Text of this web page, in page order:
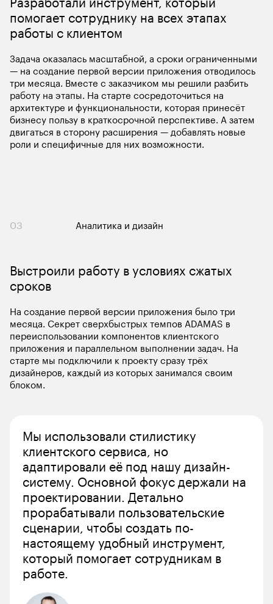
помогает сотруднику на всех этапах
Задача оказалась масштабной, а сроки ограниченными
— на создание первой версии приложения отводилось
три месяца. Вместе с заказчиком мы решили разбить
работу на этапы. На старте сосредоточиться на
архитектуре и функциональности, которая принесёт
бизнесу пользу в краткосрочной перспективе. А затем
двигаться в сторону расширения — добавлять новые
роли и специфичные для них возможности.
03 Аналитика и дизайн
Выстроили работу в условиях сжатых
сроков
На создание первой версии приложения было три
месяца. Секрет сверхбыстрых темпов ADAMAS в
переиспользовании компонентов клиентского
приложения и параллельном выполнении задач. На
старте мы подключили к проекту сразу трёх
дизайнеров, каждый из которых занимался своим
блоком.
Мы использовали стилистику
клиентского сервиса, но
адаптировали её под нашу дизайн-
систему. Основной фокус держали на
проектировании. Детально
прорабатывали пользовательские
сценарии, чтобы создать по-
настоящему удобный инструмент,
который помогает сотрудникам в
работе.